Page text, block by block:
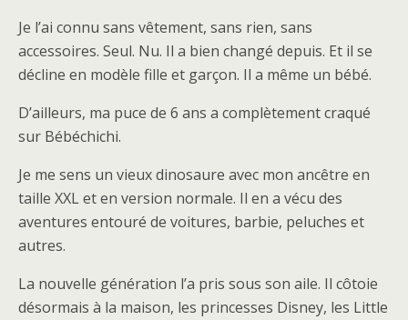
Je l’ai connu sans vêtement, sans rien, sans
accessoires. Seul. Nu. Il a bien changé depuis. Et il se
décline en modèle fille et garçon. Il a même un bébé.
D’ailleurs, ma puce de 6 ans a complètement craqué
sur Bébéchichi.
Je me sens un vieux dinosaure avec mon ancêtre en
taille XXL et en version normale. Il en a vécu des
aventures entouré de voitures, barbie, peluches et
autres.
La nouvelle génération l’a pris sous son aile. Il côtoie
désormais à la maison, les princesses Disney, les Little